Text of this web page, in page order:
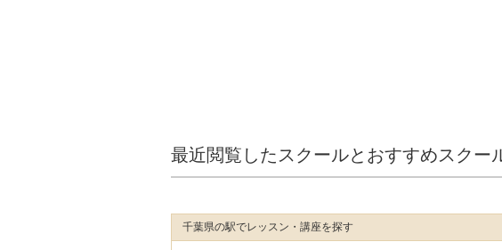
最近閲覧したスクールとおすすめスクー
千葉県の駅でレッスン・講座を探す